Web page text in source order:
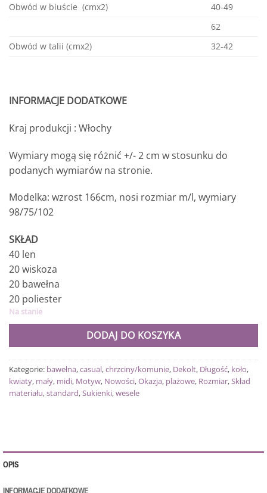
Obwód w biuście (cmx2)
40-49
62
Obwód w talii (cmx2)
32-42
INFORMACJE DODATKOWE
Kraj produkcji : Włochy
Wymiary mogą się różnić +/- 2 cm w stosunku do
podanych wymiarów na stronie.
Modelka: wzrost 166cm, nosi rozmiar m/l, wymiary
98/75/102
SKŁAD
40 len
20 wiskoza
20 bawełna
20 poliester
Na stanie
DODAJ DO KOSZYKA
Kategorie: bawełna,casual,chrzciny/komunie, Dekolt, Długość, koło,
kwiaty, mały, midi, Motyw, Nowości,Okazja, plażowe, Rozmiar,Skład
materiału,standard,Sukienki,wesele
OPIS